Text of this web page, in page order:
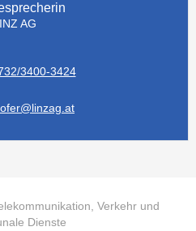
AG
3400-3424
Verkehr und
Dienste